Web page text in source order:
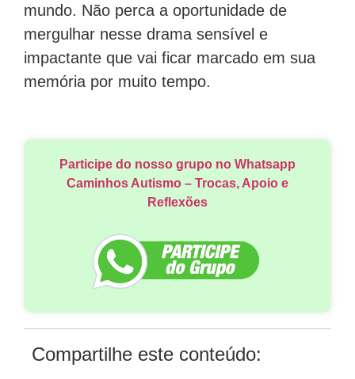
mundo. Não perca a oportunidade de
mergulhar nesse drama sensível e
impactante que vai ficar marcado em sua
memória por muito tempo.
Participe do nosso grupo no Whatsapp
Caminhos Autismo – Trocas, Apoio e
Reflexões
Compartilhe este conteúdo: